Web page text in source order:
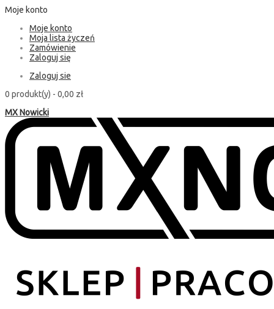
Moje konto
Moje konto
Moja lista życzeń
Zamówienie
Zaloguj się
Zaloguj sie
0 produkt(y) - 0,00 zł
MX Nowicki